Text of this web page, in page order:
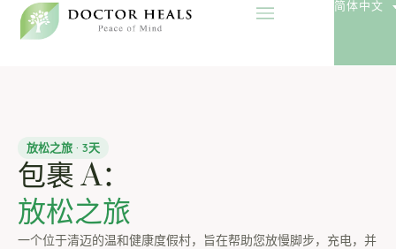
简体中文
放松之旅 · 3天
包裹 A：
放松之旅
一个位于清迈的温和健康度假村，旨在帮助您放慢脚步，充电，并